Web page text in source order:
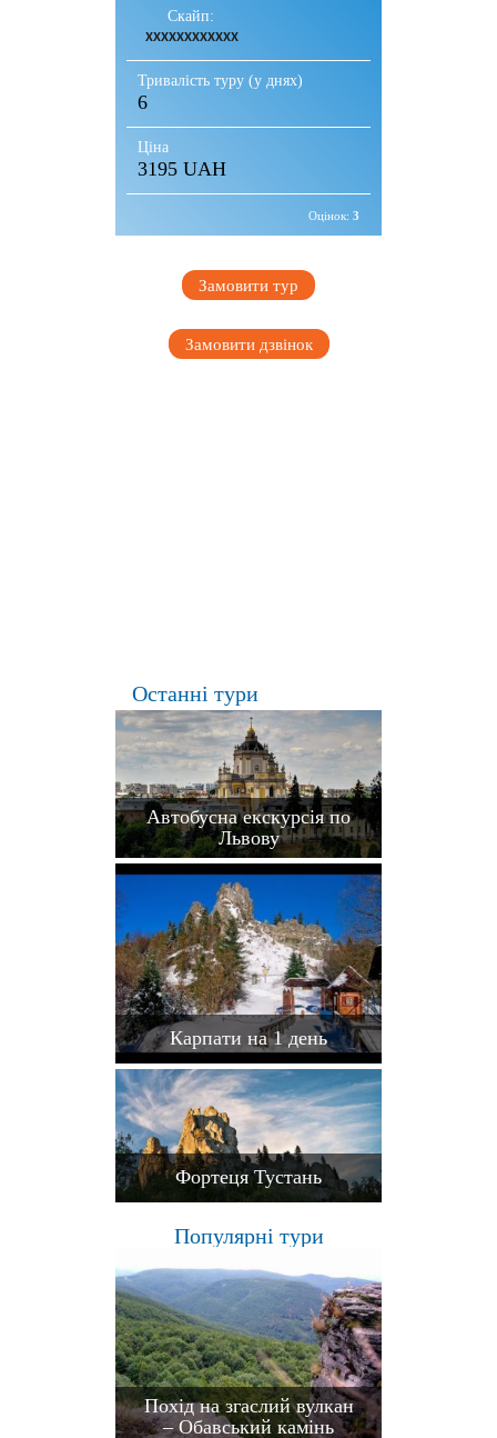
Скайп:
XXXXXXXXXXXX
Тривалість туру (у днях)
6
Ціна
3195 UAH
Оцінок: 3
Замовити тур
Замовити дзвінок
Останні тури
Автобусна екскурсія по
Львову
Карпати на 1 день
Фортеця Тустань
Популярні тури
Похід на згаслий вулкан
– Обавський камінь